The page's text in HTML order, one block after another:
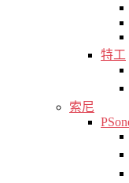
特工
索尼